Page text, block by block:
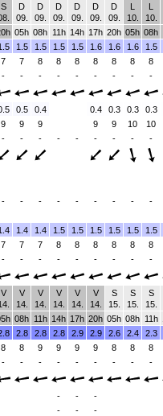
S
D
09.
D
09.
D
09.
D
09.
D
09.
D
09.
L
10.
L
10.
05h 08h 11h 14h 17h 20h 05h 08h
1.5 1.5 1.5 1.5 1.6 1.6 1.6
1.5
7 7 8 8 8 8 8 8
8
- - - - - - - -
-
0.5 0.4 0.4 0.3 0.3
0.3
9 9 9 9 9 10
10
- - - - - - - -
-
- - - - - - - -
-
1.4 1.4 1.5 1.5 1.5 1.5 1.5
1.5
7 7 7 8 8 8 8 8
8
- - - - - - - -
-
V
V
14.
V
14.
V
14.
V
14.
V
14.
S
15.
S
15.
S
15.
08h 11h 14h 17h 20h 05h 08h 11h
2.8 2.8 2.8 2.9 2.9 2.6 2.4
2.3
8 8 9 9 9 9 8 8
8
- - - - - - - -
-
- -
-
- -
-